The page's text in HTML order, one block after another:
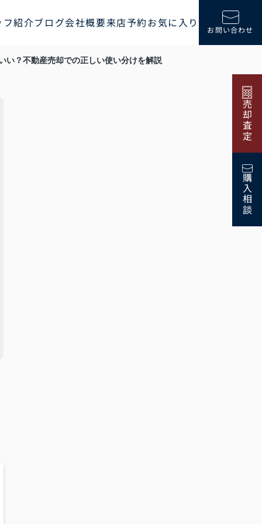
紹介ブログ会社概要来店予約お気に入り お問い合わせ
売却査定
購入相談
い？不動産売却での正しい使い分けを解説